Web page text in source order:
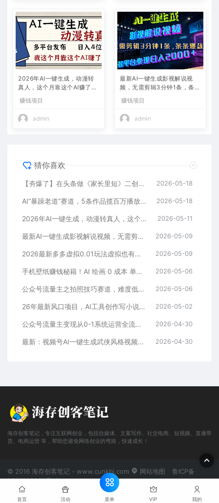
2026年AI一键生成，动漫转
真人，这个月靠这个AI赚了2
赚钱项目
admin
最新AI一键生成影视解说视
频，无需剪辑3分钟1条，条条
+
赚钱项目
admin
猜你喜欢
【夯爆了】在头条做《家长里短》二创小故事，这个月收益2w+ 2026-05-18
AI“暴躁老道”赛道，5条作品揽百万播放！（附变现全攻略） 2026-05-18
2026年AI一键生成，动漫转真人，这个月靠这个AI赚了2W+ 2026-05-11
最新AI一键生成影视解说视频，无需剪辑3分钟1条，条条爆款，多平台变现日入2000+ 2026-05-09
2026最新多多虚拟0.01玩法虚拟也有新门路轻松日入2500! 2026-05-09
手机壁纸赚钱秘籍！AI 绘画 0 成本 单店狂销 3.8 万单 2026-05-06
公众号流量主之拍照技巧赛道，难度低+流量大，起号第一篇就爆了10w阅读！ 2026-05-06
26年最新风口项目，AI工具创作写小说，轻松实现日入1000+ 2026-05-02
公众号流量主变现从0-1系统运营全流程讲解！ 2026-04-30
最新：视频号AI一键生成武侠风格视频，狂撸视频号分成收益，学完轻松日入1000+ 2026-04-30
海存创客笔记，专注互联网创业，包括自媒体、文案写作、社交电商、短视频、直播带
货、电商运营 等，帮助您避免网络创业的弯路，快速成长！
© 2016 海存创客笔记 - www.cunkbj.com 网站地图
鲁ICP备
2024108698号-2
首页 活动 菜单 VIP 我的